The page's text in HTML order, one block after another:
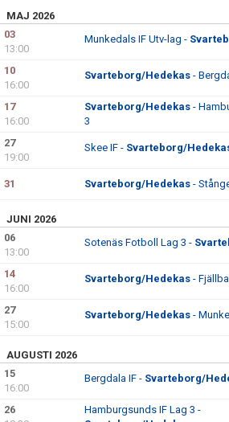
KONTAKT
MAJ 2026
03
13:00
Munkedals IF Utv-lag -
10
16:00
Svarteborg/Hedekas -
17
16:00
Svarteborg/Hedekas -
3
27
19:00
Skee IF - Svarteborg/
31 Svarteborg/Hedekas -
JUNI 2026
06
13:00
Sotenäs Fotboll Lag 3 -
14
16:00
Svarteborg/Hedekas -
27
15:00
Svarteborg/Hedekas -
AUGUSTI 2026
15
16:00
Bergdala IF - Svarteborg/
26
Hamburgsunds IF Lag 3 -